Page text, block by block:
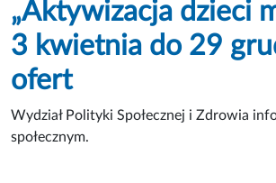
„Aktywizacja dzieci
3 kwietnia do 29
ofert
Wydział Polityki Społecznej i Zdrowia
społecznym.